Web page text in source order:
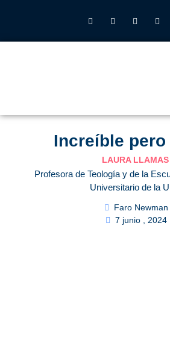
Increíble
LAURA LLAMAS
Profesora de Teología y de la
Universitario de la
Faro Newman
7 junio , 2024